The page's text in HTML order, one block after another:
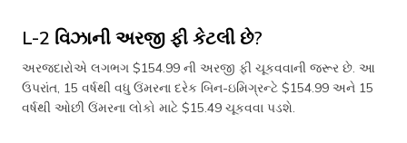
L-2 વિઝાની અરજી ફી કેટલી છે?
અરજદારોએ લગભગ $154.99 ની અરજી ફી ચૂકવવાની જરૂર છે. આ
ઉપરાંત, 15 વર્ષથી વધુ ઉંમરના દરેક બિન-ઇમિગ્રન્ટે $154.99 અને 15
વર્ષથી ઓછી ઉંમરના લોકો માટે $15.49 ચૂકવવા પડશે.